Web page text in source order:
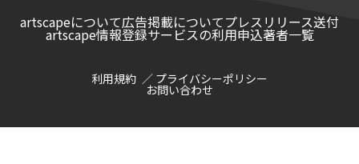
artscapeについて広告掲載についてプレスリリース送付
artscape情報登録サービスの利用申込著者一覧
利用規約 プライバシーポリシー
お問い合わせ